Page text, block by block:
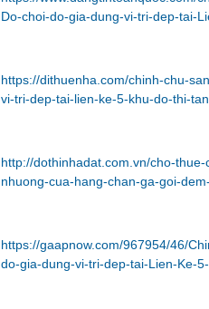
Do-choi-do-gia-dung-vi-tri-dep-tai-
https://dithuenha.com/chinh-chu-
vi-tri-dep-tai-lien-ke-5-khu-do-thi-
http://dothinhadat.com.vn/cho-
nhuong-cua-hang-chan-ga-goi-
https://gaapnow.com/967954/46/
do-gia-dung-vi-tri-dep-tai-Lien-Ke-